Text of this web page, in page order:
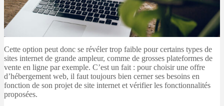
Cette option peut donc se révéler trop faible pour certains types de
sites internet de grande ampleur, comme de grosses plateformes de
vente en ligne par exemple. C’est un fait : pour choisir une offre
d’hébergement web, il faut toujours bien cerner ses besoins en
fonction de son projet de site internet et vérifier les fonctionnalités
proposées.